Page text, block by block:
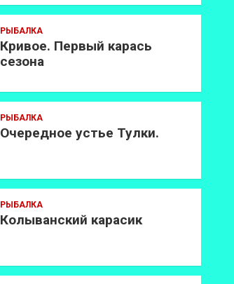
РЫБАЛКА
Кривое. Первый карась
сезона
РЫБАЛКА
Очередное устье Тулки.
РЫБАЛКА
Колыванский карасик